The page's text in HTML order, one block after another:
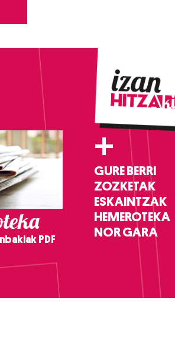
PDF
+
GURE BERRI
ZOZKETAK
ESKAINTZAK
HEMEROTEKA
NOR GARA